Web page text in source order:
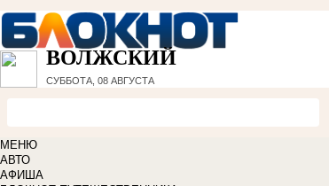
ВОЛЖСКИЙ
СУББОТА, 08 АВГУСТА
МЕНЮ
АВТО
АФИША